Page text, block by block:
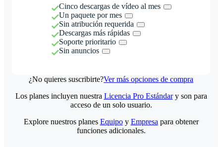
Cinco descargas de vídeo al mes
Un paquete por mes
Sin atribución requerida
Descargas más rápidas
Soporte prioritario
Sin anuncios
¿No quieres suscribirte?Ver más opciones de compra
Los planes incluyen nuestra Licencia Pro Estándary son para
acceso de un solo usuario.
Explore nuestros planes Equipoy Empresa para obtener
funciones adicionales.